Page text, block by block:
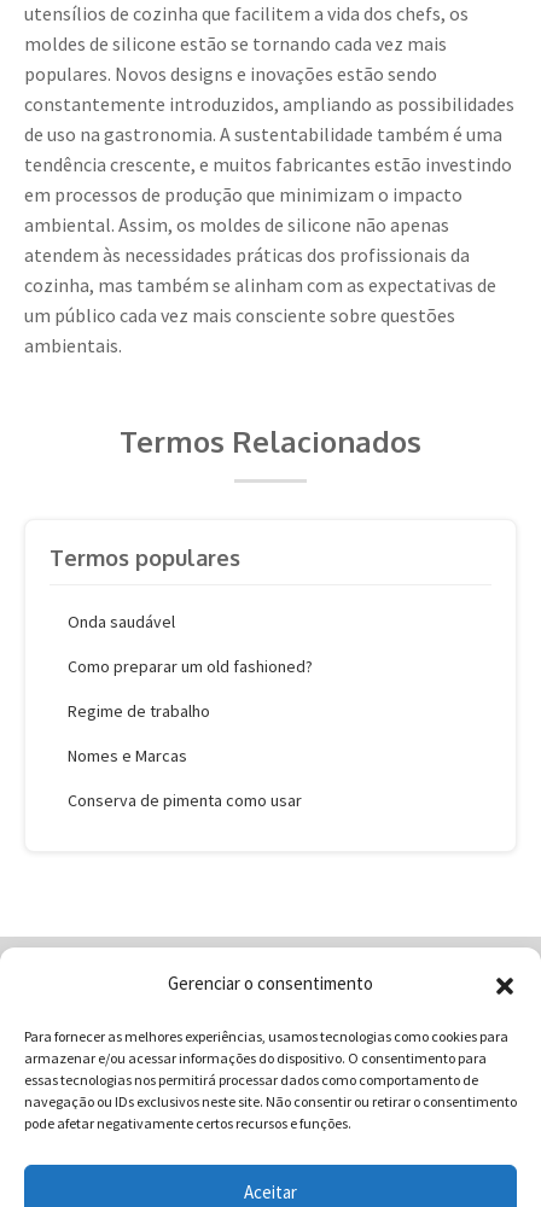
Gerenciar o consentimento
Para fornecer as melhores experiências, usamos tecnologias como cookies para
armazenar e/ou acessar informações do dispositivo. O consentimento para
essas tecnologias nos permitirá processar dados como comportamento de
navegação ou IDs exclusivos neste site. Não consentir ou retirar o consentimento
pode afetar negativamente certos recursos e funções.
Aceitar
utensílios de cozinha que facilitem a vida dos chefs, os
moldes de silicone estão se tornando cada vez mais
populares. Novos designs e inovações estão sendo
constantemente introduzidos, ampliando as possibilidades
de uso na gastronomia. A sustentabilidade também é uma
tendência crescente, e muitos fabricantes estão investindo
em processos de produção que minimizam o impacto
ambiental. Assim, os moldes de silicone não apenas
atendem às necessidades práticas dos profissionais da
cozinha, mas também se alinham com as expectativas de
um público cada vez mais consciente sobre questões
ambientais.
Termos Relacionados
Termos populares
Onda saudável
Como preparar um old fashioned?
Regime de trabalho
Nomes e Marcas
Conserva de pimenta como usar
Contatos
Receitas
Blog
Vocabulário da Gastronomia